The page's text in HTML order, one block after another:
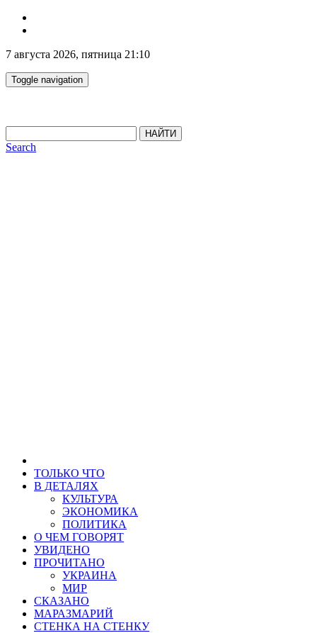
7 августа 2026, пятница 21:10
Toggle navigation
НАЙТИ
Search
ТОЛЬКО ЧТО
В ДЕТАЛЯХ
КУЛЬТУРА
ЭКОНОМИКА
ПОЛИТИКА
О ЧЕМ ГОВОРЯТ
УВИДЕНО
ПРОЧИТАНО
УКРАИНА
МИР
СКАЗАНО
МАРАЗМАРИЙ
СТЕНКА НА СТЕНКУ